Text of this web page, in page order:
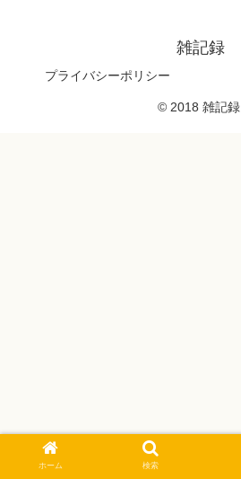
雑記録
プライバシーポリシー
© 2018 雑記録.
ホーム 検索